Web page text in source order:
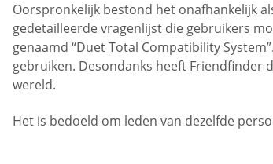
Oorspronkelijk bestond het onafhankelijk
gedetailleerde vragenlijst die gebruikers
genaamd “Duet Total Compatibility
gebruiken. Desondanks heeft Friendfinder
wereld.
Het is bedoeld om leden van dezelfde